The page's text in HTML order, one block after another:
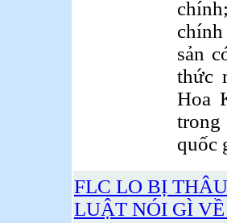
sản
thức
Hoa
trong
quốc
FLC LO BỊ
LUẬT NÓI GÌ